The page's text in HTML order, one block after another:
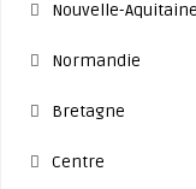
Nouvelle-Aquitaine
Normandie
Bretagne
Centre